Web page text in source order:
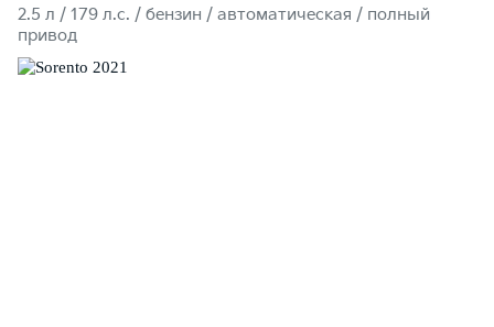
2.5 л / 179 л.c. / бензин / автоматическая / полный
привод